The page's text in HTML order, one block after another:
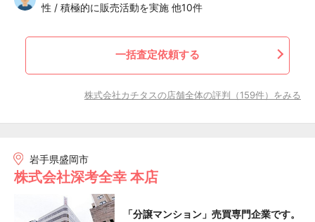
性 / 積極的に販売活動を実施 他10件
一括査定依頼する
株式会社カチタスの店舗全体の評判（159件）をみる
岩手県盛岡市
株式会社深考全幸 本店
「分譲マンション」売買専門企業です。